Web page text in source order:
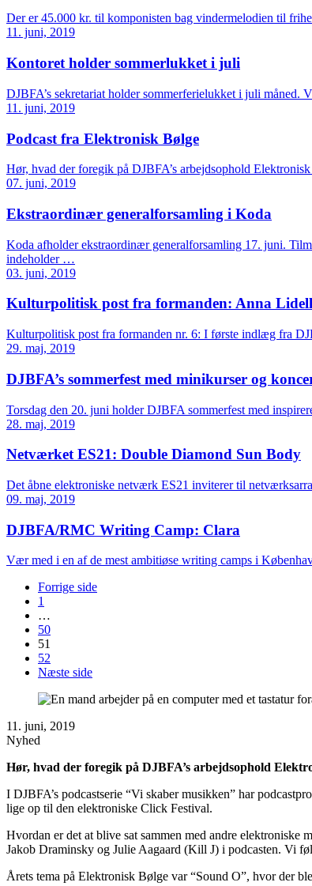
Der er 45.000 kr. til komponisten bag vindermelodien til
11. juni, 2019
Kontoret holder sommerlukket i juli
DJBFA’s sekretariat holder sommerferielukket i juli
11. juni, 2019
Podcast fra Elektronisk Bølge
Hør, hvad der foregik på DJBFA’s arbejdsophold
07. juni, 2019
Ekstraordinær generalforsamling i Koda
Koda afholder ekstraordinær generalforsamling 17. juni.
indeholder …
03. juni, 2019
Kulturpolitisk post fra formanden: Anna Lidell
Kulturpolitisk post fra formanden nr. 6: I første indlæg fra
29. maj, 2019
DJBFA’s sommerfest med minikurser og
Torsdag den 20. juni holder DJBFA sommerfest med
28. maj, 2019
Netværket ES21: Double Diamond Sun Body
Det åbne elektroniske netværk ES21 inviterer til
09. maj, 2019
DJBFA/RMC Writing Camp: Clara
Vær med i en af de mest ambitiøse writing camps i
Forrige side
1
…
50
51
52
Næste side
11. juni, 2019
Nyhed
Hør, hvad der foregik på DJBFA’s arbejdsophold
I DJBFA’s podcastserie “Vi skaber musikken” har
lige op til den elektroniske Click Festival.
Hvordan er det at blive sat sammen med andre
Jakob Draminsky og Julie Aagaard (Kill J) i podcasten. Vi
Årets tema på Elektronisk Bølge var “Sound O”, hvor der